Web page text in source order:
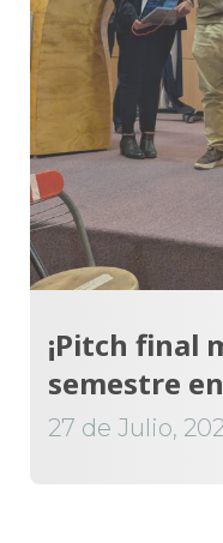
¡Pitch final
semestre
27 de Julio,